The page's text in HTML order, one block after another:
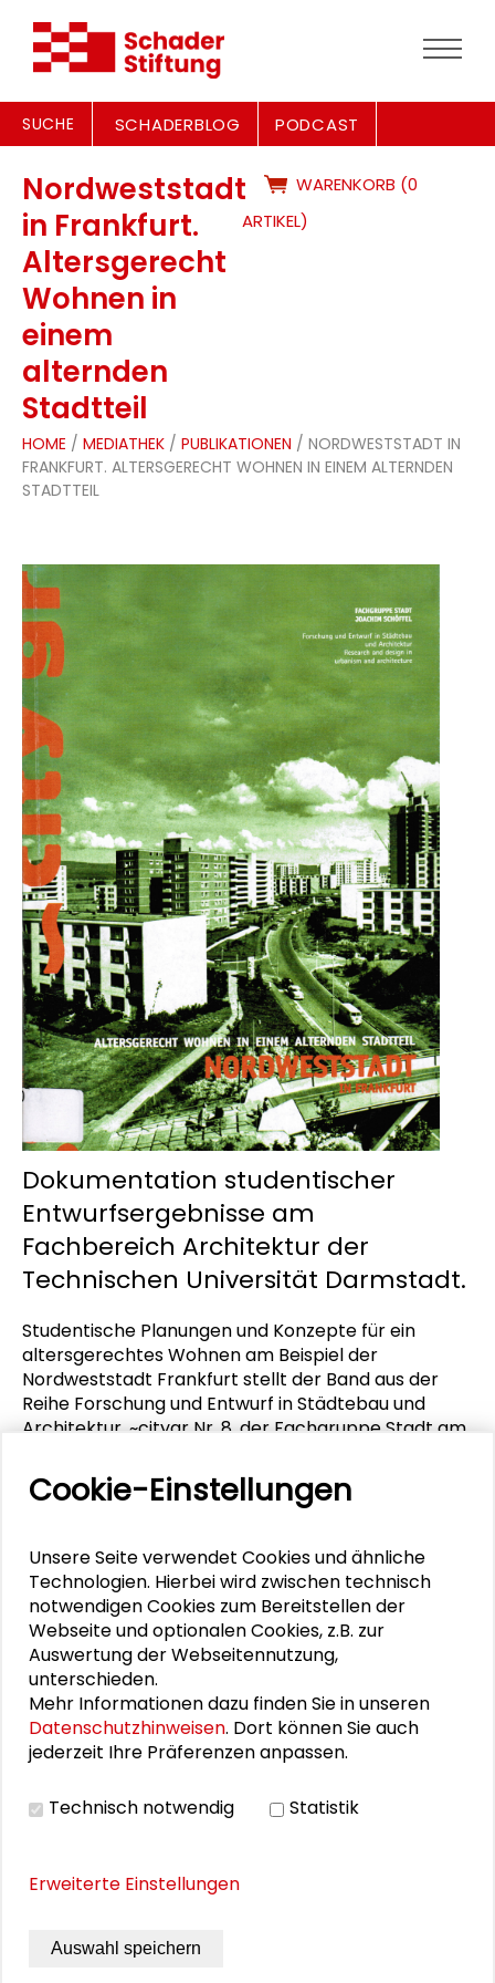
SUCHE SCHADERBLOG PODCAST
Nordweststadt
in Frankfurt.
Altersgerecht
Wohnen in
einem
alternden
Stadtteil
WARENKORB (0
ARTIKEL)
HOME / MEDIATHEK / PUBLIKATIONEN / NORDWESTSTADT IN
FRANKFURT. ALTERSGERECHT WOHNEN IN EINEM ALTERNDEN
STADTTEIL
Dokumentation studentischer
Entwurfsergebnisse am
Fachbereich Architektur der
Technischen Universität Darmstadt.
Studentische Planungen und Konzepte für ein
altersgerechtes Wohnen am Beispiel der
Nordweststadt Frankfurt stellt der Band aus der
Reihe Forschung und Entwurf in Städtebau und
Architektur, ~citygr Nr. 8, der Fachgruppe Stadt am
Universität Darmstadt vor. Die Entwürfe zeigen
Umbau und Anbau im Bestand, die Ergänzung
altersgerechter Freiräume. Zusätzlich informiert ein
Beitrag über Intention und Ergebnisse des
Demonstrativprojekts Demographischer Wandel
Nordweststadt Frankfurt am Main. Die Drucklegung
erfolgte mit Fördermitteln der Schader-Stiftung.
Joachim Schöffel, Fachgruppe Stadt der
Technischen Universität Darmstadt (Hrsg.)
Darmstadt, Darmstadt 1999, 47 Seiten (leider
*Schutzgebühr, zzgl. 3,00 EUR Versand- und
Verpackungskosten. Versandfertig in 3 - 5 Werktagen
Cookie-Einstellungen
Unsere Seite verwendet Cookies und ähnliche
Technologien. Hierbei wird zwischen technisch
notwendigen Cookies zum Bereitstellen der
Webseite und optionalen Cookies, z.B. zur
Auswertung der Webseitennutzung,
unterschieden.
Mehr Informationen dazu finden Sie in unseren
Datenschutzhinweisen. Dort können Sie auch
jederzeit Ihre Präferenzen anpassen.
Technisch notwendig Statistik
Erweiterte Einstellungen
Auswahl speichern